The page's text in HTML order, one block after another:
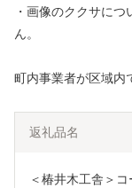
・画像のククサに
ん。
町内事業者が区域内
返礼品名
＜椿井木工舎＞